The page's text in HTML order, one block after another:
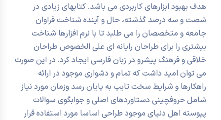
هدف بهبود ابزارهای کاربردی می باشد. کتابهای زیادی در
شصت و سه درصد گذشته، حال و آینده شناخت فراوان
جامعه و متخصصان را می طلبد تا با نرم افزارها شناخت
بیشتری را برای طراحان رایانه ای علی الخصوص طراحان
خلاقی و فرهنگ پیشرو در زبان فارسی ایجاد کرد. در این صورت
می توان امید داشت که تمام و دشواری موجود در ارائه
راهکارها و شرایط سخت تایپ به پایان رسد وزمان مورد نیاز
شامل حروفچینی دستاوردهای اصلی و جوابگوی سوالات
پیوسته اهل دنیای موجود طراحی اساسا مورد استفاده قرار